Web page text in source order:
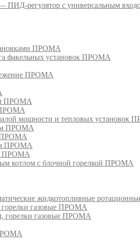
регулятор с универсальным
ПРОМА
факельных установок ПРОМА
ПРОМА
ПРОМА
ПРОМА
мощности и тепловых установок
ПРОМА
ПРОМА
ПРОМА
ПРОМА
котлом с блочной горелкой ПРОМА
жидкотопливные
горелки газовые ПРОМА
горелки газовые ПРОМА